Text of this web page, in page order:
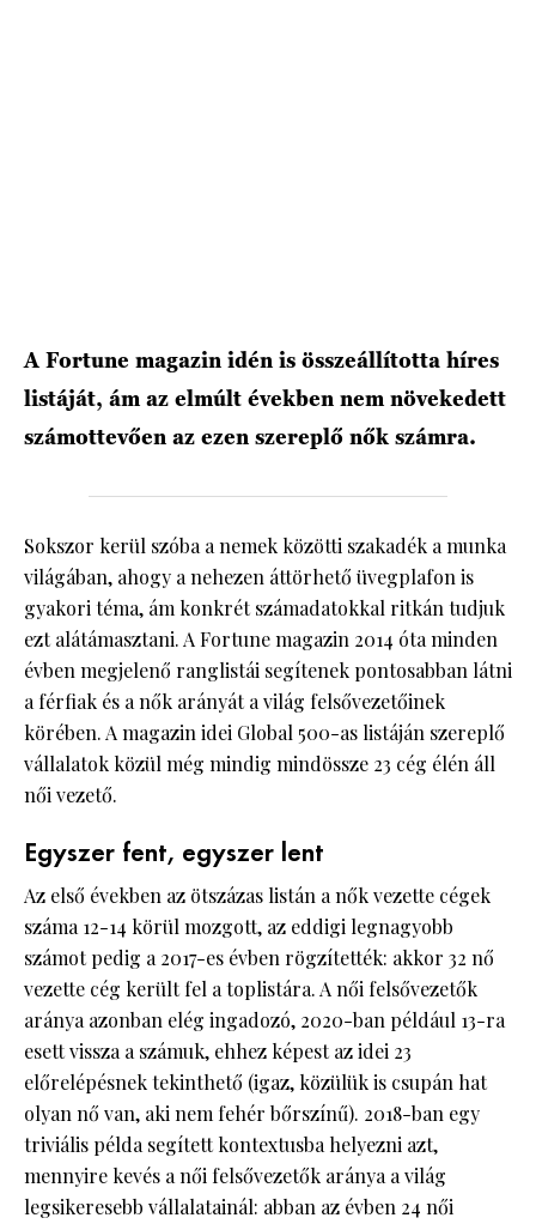
A Fortune magazin idén is összeállította híres
listáját, ám az elmúlt években nem növekedett
számottevően az ezen szereplő nők számra.
Sokszor kerül szóba a nemek közötti szakadék a munka
világában, ahogy a nehezen áttörhető üvegplafon is
gyakori téma, ám konkrét számadatokkal ritkán tudjuk
ezt alátámasztani. A Fortune magazin 2014 óta minden
évben megjelenő ranglistái segítenek pontosabban látni
a férfiak és a nők arányát a világ felsővezetőinek
körében. A magazin idei Global 500-as listáján szereplő
vállalatok közül még mindig mindössze 23 cég élén áll
női vezető.
Egyszer fent, egyszer lent
Az első években az ötszázas listán a nők vezette cégek
száma 12-14 körül mozgott, az eddigi legnagyobb
számot pedig a 2017-es évben rögzítették: akkor 32 nő
vezette cég került fel a toplistára. A női felsővezetők
aránya azonban elég ingadozó, 2020-ban például 13-ra
esett vissza a számuk, ehhez képest az idei 23
előrelépésnek tekinthető (igaz, közülük is csupán hat
olyan nő van, aki nem fehér bőrszínű). 2018-ban egy
triviális példa segített kontextusba helyezni azt,
mennyire kevés a női felsővezetők aránya a világ
legsikeresebb vállalatainál: abban az évben 24 női